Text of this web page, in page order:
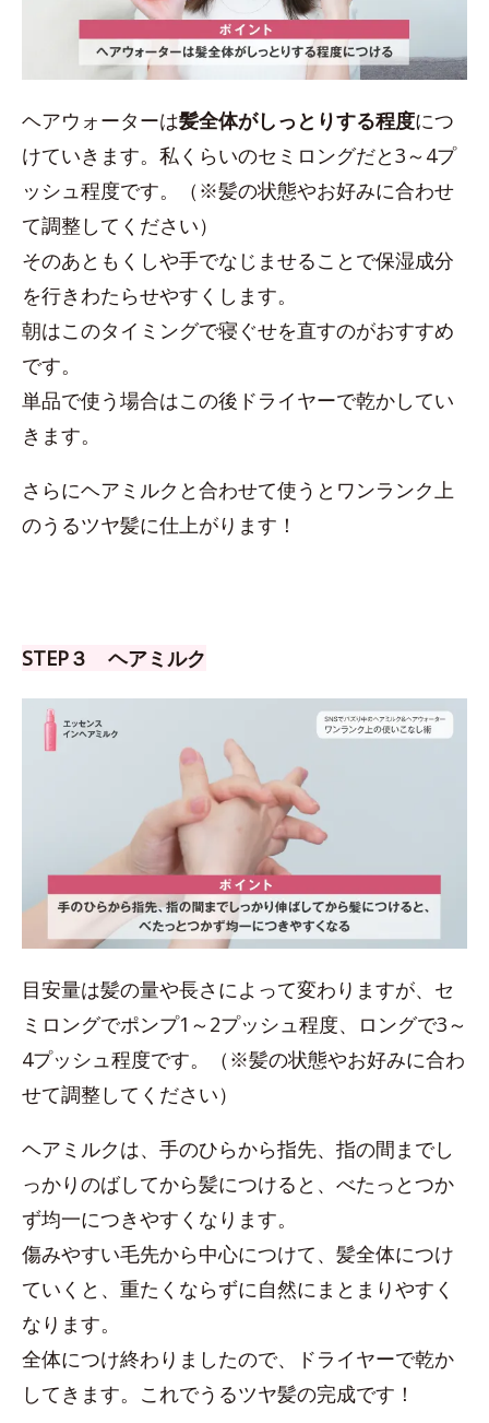
ヘアウォーターは髪全体がしっとりする程度につ
けていきます。私くらいのセミロングだと3～4プ
ッシュ程度です。（※髪の状態やお好みに合わせ
て調整してください）
そのあともくしや手でなじませることで保湿成分
を行きわたらせやすくします。
朝はこのタイミングで寝ぐせを直すのがおすすめ
です。
単品で使う場合はこの後ドライヤーで乾かしてい
きます。
さらにヘアミルクと合わせて使うとワンランク上
のうるツヤ髪に仕上がります！
STEP３ ヘアミルク
目安量は髪の量や長さによって変わりますが、セ
ミロングでポンプ1～2プッシュ程度、ロングで3～
4プッシュ程度です。（※髪の状態やお好みに合わ
せて調整してください）
ヘアミルクは、手のひらから指先、指の間までし
っかりのばしてから髪につけると、べたっとつか
ず均一につきやすくなります。
傷みやすい毛先から中心につけて、髪全体につけ
ていくと、重たくならずに自然にまとまりやすく
なります。
全体につけ終わりましたので、ドライヤーで乾か
してきます。これでうるツヤ髪の完成です！